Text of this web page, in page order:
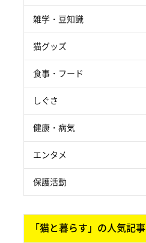
雑学・豆知識
猫グッズ
食事・フード
しぐさ
健康・病気
エンタメ
保護活動
「猫と暮らす」の人気記事